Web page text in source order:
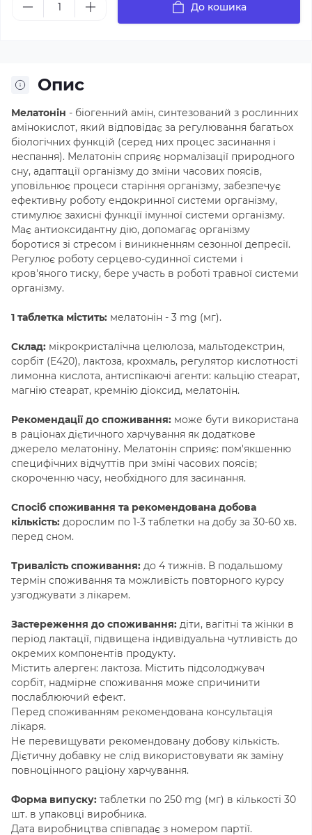
До кошика
Опис
Мелатонін - біогенний амін, синтезований з рослинних
амінокислот, який відповідає за регулювання багатьох
біологічних функцій (серед них процес засинання і
неспання). Мелатонін сприяє нормалізації природного
сну, адаптації організму до зміни часових поясів,
уповільнює процеси старіння організму, забезпечує
ефективну роботу ендокринної системи організму,
стимулює захисні функції імунної системи організму.
Має антиоксидантну дію, допомагає організму
боротися зі стресом і виникненням сезонної депресії.
Регулює роботу серцево-судинної системи і
кров'яного тиску, бере участь в роботі травної системи
організму.
1 таблетка містить: мелатонін - 3 mg (мг).
Склад: мікрокристалічна целюлоза, мальтодекстрин,
сорбіт (Е420), лактоза, крохмаль, регулятор кислотності
лимонна кислота, антиспікаючі агенти: кальцію стеарат,
магнію стеарат, кремнію діоксид, мелатонін.
Рекомендації до споживання: може бути використана
в раціонах дієтичного харчування як додаткове
джерело мелатоніну. Мелатонін сприяє: пом'якшенню
специфічних відчуттів при зміні часових поясів;
скороченню часу, необхідного для засинання.
Спосіб споживання та рекомендована добова
кількість: дорослим по 1-3 таблетки на добу за 30-60 хв.
перед сном.
Тривалість споживання: до 4 тижнів. В подальшому
термін споживання та можливість повторного курсу
узгоджувати з лікарем.
Застереження до споживання: діти, вагітні та жінки в
період лактації, підвищена індивідуальна чутливість до
окремих компонентів продукту.
Містить алерген: лактоза. Містить підсолоджувач
сорбіт, надмірне споживання може спричинити
послаблюючий ефект.
Перед споживанням рекомендована консультація
лікаря.
Не перевищувати рекомендовану добову кількість.
Дієтичну добавку не слід використовувати як заміну
повноцінного раціону харчування.
Форма випуску: таблетки по 250 mg (мг) в кількості 30
шт. в упаковці виробника.
Дата виробництва співпадає з номером партії.